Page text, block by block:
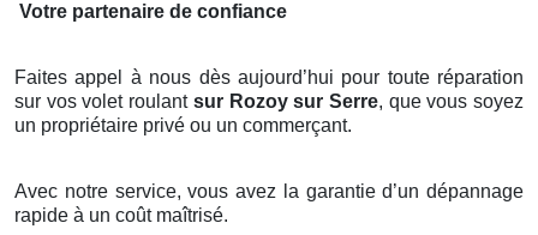
Votre partenaire de confiance
Faites appel à nous dès aujourd’hui pour toute réparation
sur vos volet roulant sur Rozoy sur Serre, que vous soyez
un propriétaire privé ou un commerçant.
Avec notre service, vous avez la garantie d’un dépannage
rapide à un coût maîtrisé.